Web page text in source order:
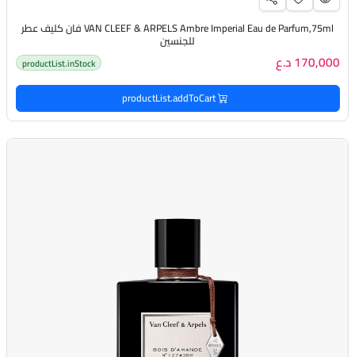
VAN CLEEF & ARPELS Ambre Imperial Eau de Parfum,75ml فان كليف عطر
للجنسين
170,000 د.ع productList.inStock
productList.addToCart